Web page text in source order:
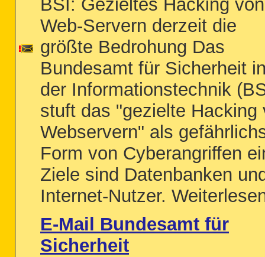
BSI: Gezieltes Hacking von
Web-Servern derzeit die
größte Bedrohung Das
Bundesamt für Sicherheit
der Informationstechnik
stuft das "gezielte Hacking
Webservern" als
Form von Cyberangriffen
Ziele sind Datenbanken
Internet-Nutzer.
E-Mail Bundesamt für
Sicherheit